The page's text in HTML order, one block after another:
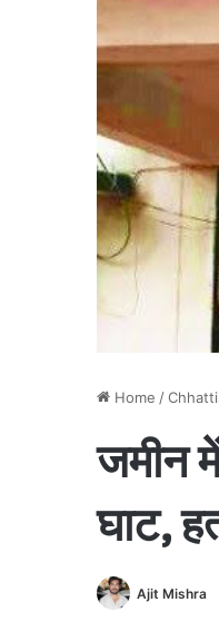
Home /
जमीन
घाट,
Ajit Mishra